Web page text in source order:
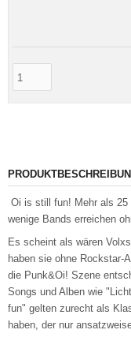
Oi is still fun! Mehr als
wenige Bands erreichen
Es scheint als wären
haben sie ohne Rockstar-
die Punk&Oi! Szene
Songs und Alben wie
fun" gelten zurecht als
haben, der nur